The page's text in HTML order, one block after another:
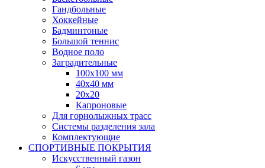
Гандбольные
Хоккейные
Бадминтоные
Большой теннис
Водное поло
Заградительные
100х100 мм
40х40 мм
20х20
Капроновые
Для горнолыжных трасс
Системы разделения зала
Комплектующие
СПОРТИВНЫЕ ПОКРЫТИЯ
Искусственный газон